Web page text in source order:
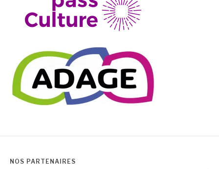
NOS PARTENAIRES